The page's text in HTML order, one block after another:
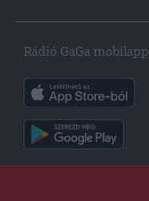
Rádió GaGa mobilapp